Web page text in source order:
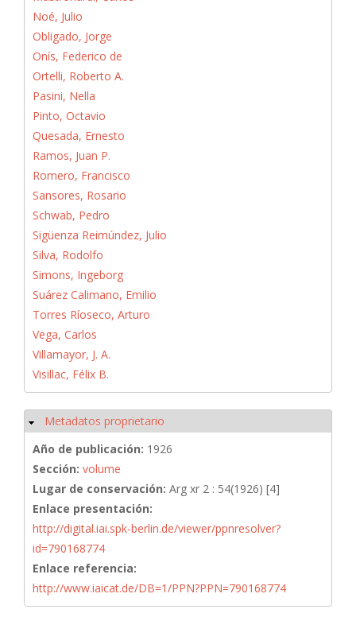
Noé, Julio
Obligado, Jorge
Onís, Federico de
Ortelli, Roberto A.
Pasini, Nella
Pinto, Octavio
Quesada, Ernesto
Ramos, Juan P.
Romero, Francisco
Sansores, Rosario
Schwab, Pedro
Sigüenza Reimúndez, Julio
Silva, Rodolfo
Simons, Ingeborg
Suárez Calimano, Emilio
Torres Ríoseco, Arturo
Vega, Carlos
Villamayor, J. A.
Visillac, Félix B.
Ocultar
Metadatos proprietario
Año de publicación: 1926
Sección: volume
Lugar de conservación: Arg xr 2 : 54(1926) [4]
Enlace presentación:
http://digital.iai.spk-berlin.de/viewer/ppnresolver?
id=790168774
Enlace referencia:
http://www.iaicat.de/DB=1/PPN?PPN=790168774